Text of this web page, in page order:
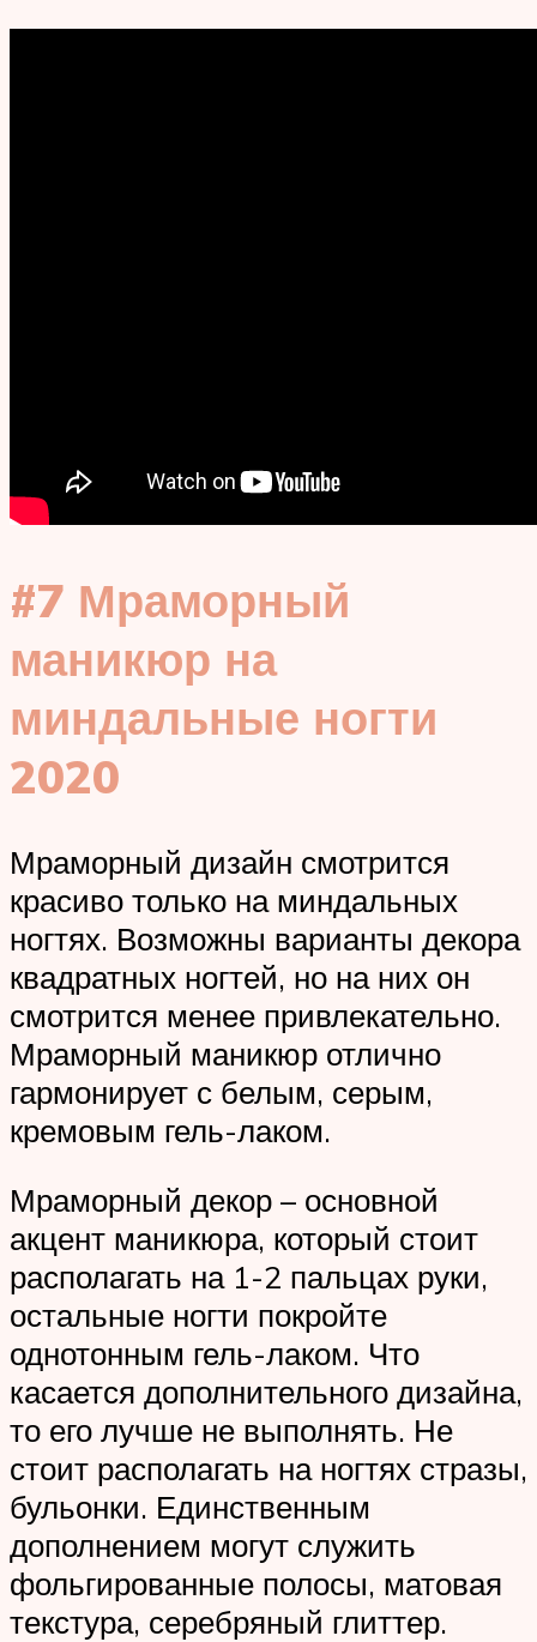
#7 Мраморный
маникюр на
миндальные ногти
2020
Мраморный дизайн смотрится
красиво только на миндальных
ногтях. Возможны варианты декора
квадратных ногтей, но на них он
смотрится менее привлекательно.
Мраморный маникюр отлично
гармонирует с белым, серым,
кремовым гель-лаком.
Мраморный декор – основной
акцент маникюра, который стоит
располагать на 1-2 пальцах руки,
остальные ногти покройте
однотонным гель-лаком. Что
касается дополнительного дизайна,
то его лучше не выполнять. Не
стоит располагать на ногтях стразы,
бульонки. Единственным
дополнением могут служить
фольгированные полосы, матовая
текстура, серебряный глиттер.